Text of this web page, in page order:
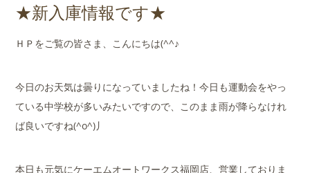
店舗案内
会社概要
★新入庫情報です★
ＨＰをご覧の皆さま、こんにちは(^^♪
今日のお天気は曇りになっていましたね！今日も運動会をやっ
ている中学校が多いみたいですので、このまま雨が降らなけれ
ば良いですね(^o^)丿
本日も元気にケーエムオートワークス福岡店、営業しておりま